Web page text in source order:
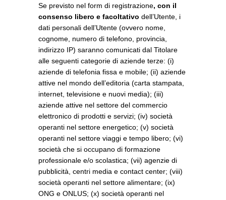
Se previsto nel form di registrazione, con il
consenso libero e facoltativo dell’Utente, i
dati personali dell’Utente (ovvero nome,
cognome, numero di telefono, provincia,
indirizzo IP) saranno comunicati dal Titolare
alle seguenti categorie di aziende terze: (i)
aziende di telefonia fissa e mobile; (ii) aziende
attive nel mondo dell’editoria (carta stampata,
internet, televisione e nuovi media); (iii)
aziende attive nel settore del commercio
elettronico di prodotti e servizi; (iv) società
operanti nel settore energetico; (v) società
operanti nel settore viaggi e tempo libero; (vi)
società che si occupano di formazione
professionale e/o scolastica; (vii) agenzie di
pubblicità, centri media e contact center; (viii)
società operanti nel settore alimentare; (ix)
ONG e ONLUS; (x) società operanti nel